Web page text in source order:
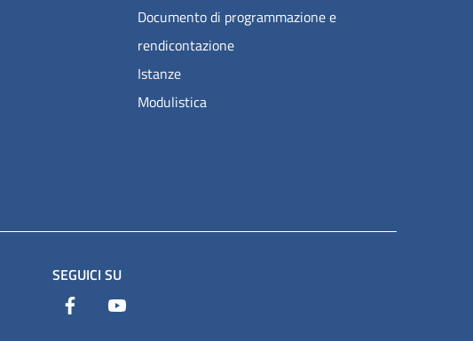
Documento di programmazione e
rendicontazione
Istanze
Modulistica
SEGUICI SU
Facebook